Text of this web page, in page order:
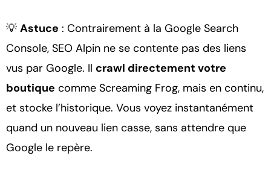
💡 Astuce : Contrairement à la Google Search
Console, SEO Alpin ne se contente pas des liens
vus par Google. Il crawl directement votre
boutique comme Screaming Frog, mais en continu,
et stocke l’historique. Vous voyez instantanément
quand un nouveau lien casse, sans attendre que
Google le repère.